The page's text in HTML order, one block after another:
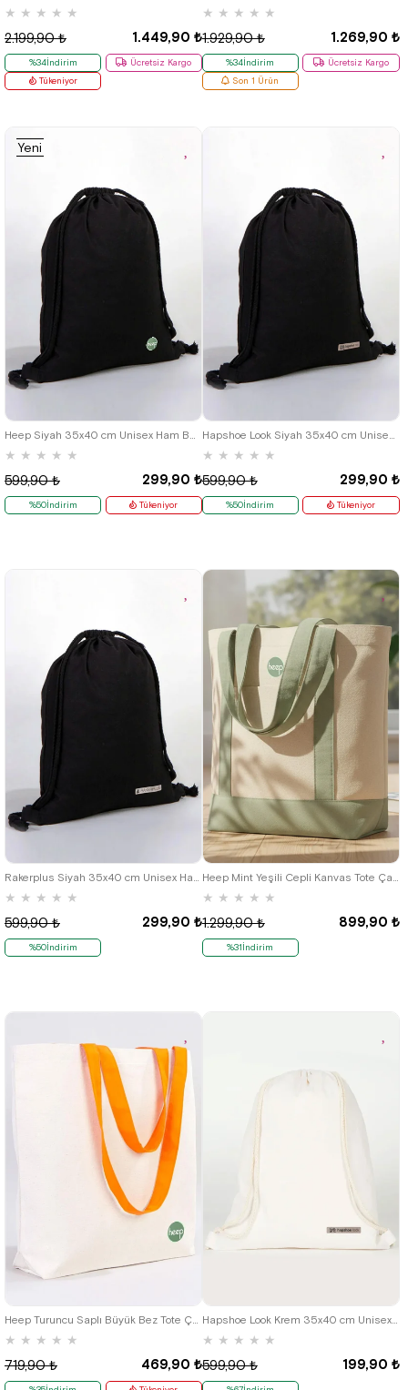
★ ★ ★ ★ ★
1.449,90 ₺
2.199,90 ₺
%34İndirim
Ücretsiz Kargo
Tükeniyor
★ ★ ★ ★ ★
1.269,90 ₺
1.929,90 ₺
%34İndirim
Ücretsiz Kargo
Son 1 Ürün
★ ★ ★ ★ ★
299,90 ₺
599,90 ₺
%50İndirim
Yeni
Tükeniyor
★ ★ ★ ★ ★
299,90 ₺
599,90 ₺
%50İndirim Tükeniyor
Rakerplus Siyah 35x40 cm Unisex Ham Bez Büzgülü Sırt Ayakkabı Çantası
★ ★ ★ ★ ★
299,90 ₺
599,90 ₺
%50İndirim
Heep Mint Yeşili Cepli Kanvas Tote Çanta
★ ★ ★ ★ ★
899,90 ₺
1.299,90 ₺
%31İndirim
Heep Turuncu Saplı Büyük Bez Tote Çanta
★ ★ ★ ★ ★
469,90 ₺
719,90 ₺
Hapshoe Look Krem 35x40 cm Unisex Ham Bez Büzgülü Ayakkabı Terlik Çantası
★ ★ ★ ★ ★
199,90 ₺
599,90 ₺